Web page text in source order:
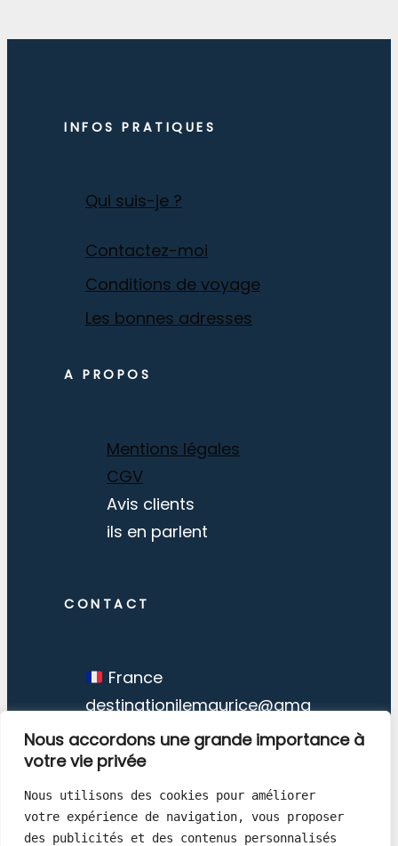
Nous accordons une grande importance à
votre vie privée
Nous utilisons des cookies pour améliorer
votre expérience de navigation, vous proposer
des publicités et des contenus personnalisés
INFOS PRATIQUES
Qui suis-je ?
Contactez-moi
Conditions de voyage
Les bonnes adresses
A PROPOS
Mentions légales
CGV
Avis clients
ils en parlent
CONTACT
France
destinationilemaurice@gma
il.com